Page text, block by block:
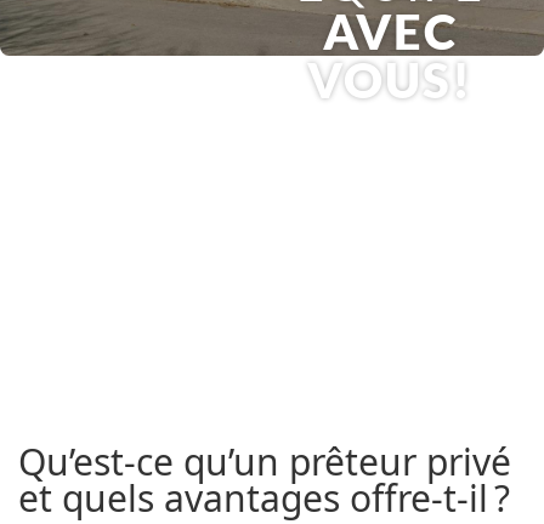
AVEC
VOUS!
Qu’est-ce qu’un prêteur privé
et quels avantages offre-t-il ?